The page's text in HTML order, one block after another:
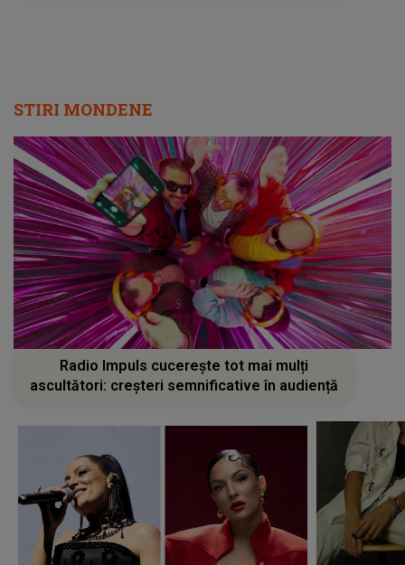
STIRI MONDENE
Radio Impuls cucerește tot mai mulți
ascultători: creșteri semnificative în audiență